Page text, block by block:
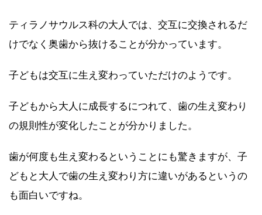
ティラノサウルス科の大人では、交互に交換されるだ
けでなく奥歯から抜けることが分かっています。
子どもは交互に生え変わっていただけのようです。
子どもから大人に成長するにつれて、歯の生え変わり
の規則性が変化したことが分かりました。
歯が何度も生え変わるということにも驚きますが、子
どもと大人で歯の生え変わり方に違いがあるというの
も面白いですね。